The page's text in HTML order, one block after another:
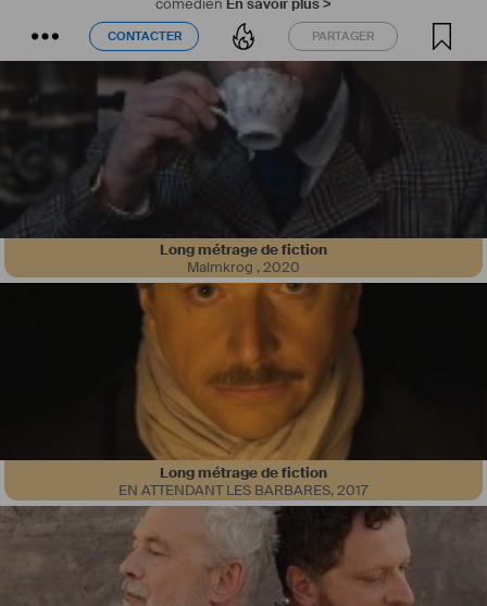
CONTACTER PARTAGER
CONTACTER PARTAGER
Long métrage de fiction
Malmkrog ,2020
Long métrage de fiction
EN ATTENDANT LES BARBARES,2017
Compositeur expérimenté de musique de long métrage
#francoisevans
compositeur
bandesonore
bande
_sonore
#
musiquedefilm
#musique _de_film